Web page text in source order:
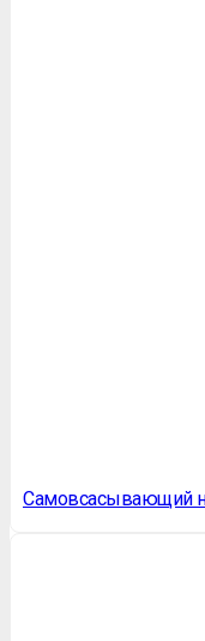
Самовсасывающий